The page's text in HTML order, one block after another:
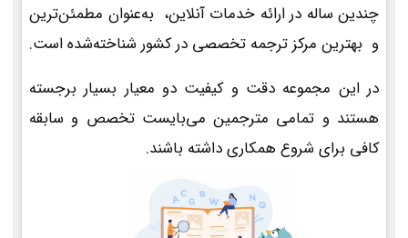
چندین ساله در ارائه خدمات آنلاین، به‌عنوان مطمئن‌ترین
و بهترین مرکز ترجمه تخصصی در کشور شناخته‌شده است.
در این مجموعه دقت و کیفیت دو معیار بسیار برجسته
هستند و تمامی مترجمین می‌بایست تخصص و سابقه
کافی برای شروع همکاری داشته باشند.